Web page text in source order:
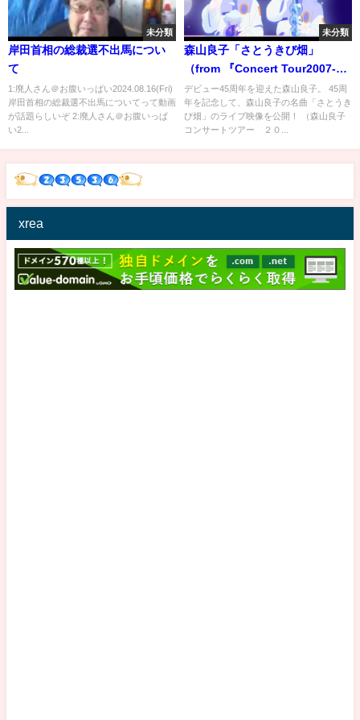
未分類
岸田首相の総裁選不出馬につい
て
1:廃人さん＠お腹いっぱい2024.08.16(Fri)
岸田首相の総裁選不出馬についてって動画
が話題らしいぞ 2:廃人さん＠お腹いっぱ
い2...
未分類
森山良子「さとうきび畑」
（from 『Concert Tour2007-
2008』）
デビュー45周年を迎えた森山良子。 45周
年を記念して、森山良子の名曲「さとうき
び畑」のライブ映像を公開！ （森山良子
コンサートツアー ２０...
xrea